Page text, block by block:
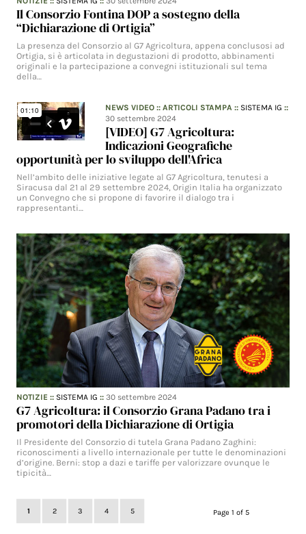
Il Consorzio Fontina DOP a sostegno della
“Dichiarazione di Ortigia”
La presenza del Consorzio al G7 Agricoltura, appena conclusosi ad
Ortigia, si è articolata in degustazioni di prodotto, abbinamenti
originali e la partecipazione a convegni istituzionali sul tema
della…
NEWS VIDEO ::ARTICOLI STAMPA :: SISTEMA IG ::
30 settembre 2024
[VIDEO] G7 Agricoltura:
Indicazioni Geografiche
opportunità per lo sviluppo dell'Africa
Nell’ambito delle iniziative legate al G7 Agricoltura, tenutesi a
Siracusa dal 21 al 29 settembre 2024, Origin Italia ha organizzato
un Convegno che si propone di favorire il dialogo tra i
rappresentanti…
NOTIZIE :: SISTEMA IG ::30 settembre 2024
G7 Agricoltura: il Consorzio Grana Padano tra i
promotori della Dichiarazione di Ortigia
Il Presidente del Consorzio di tutela Grana Padano Zaghini:
riconoscimenti a livello internazionale per tutte le denominazioni
d’origine. Berni: stop a dazi e tariffe per valorizzare ovunque le
tipicità…
Page 1 of 5
1 2 3 4 5